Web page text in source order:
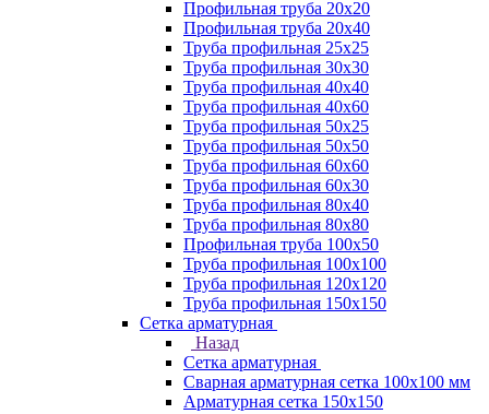
Профильная труба 20х20
Профильная труба 20х40
Труба профильная 25х25
Труба профильная 30x30
Труба профильная 40х40
Труба профильная 40х60
Труба профильная 50х25
Труба профильная 50х50
Труба профильная 60x60
Труба профильная 60х30
Труба профильная 80х40
Труба профильная 80х80
Профильная труба 100х50
Труба профильная 100х100
Труба профильная 120х120
Труба профильная 150х150
Сетка арматурная
Назад
Сетка арматурная
Сварная арматурная сетка 100х100 мм
Арматурная сетка 150х150